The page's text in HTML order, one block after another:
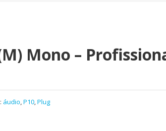
Mono –
áudio,P10,Plug